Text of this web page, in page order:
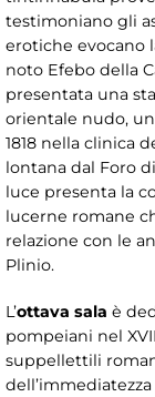
testimoniano gli
erotiche evocano
noto Efebo della
presentata una
orientale nudo,
1818 nella clinica
lontana dal Foro
luce presenta la
lucerne romane
relazione con le
Plinio.
L’ottava sala è
pompeiani nel
suppellettili